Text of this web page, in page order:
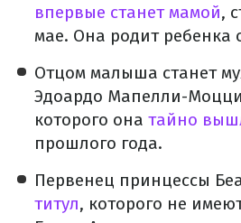
впервые станет мамой,
мае. Она родит ребенка
Отцом малыша станет
Эдоардо Мапелли-
которого она тайно
прошлого года.
Первенец принцессы
титул, которого не